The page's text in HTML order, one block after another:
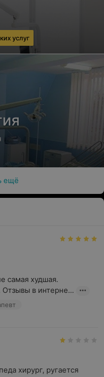
услуг
ещё
самая худшая.
в интерне...
хирург, ругается